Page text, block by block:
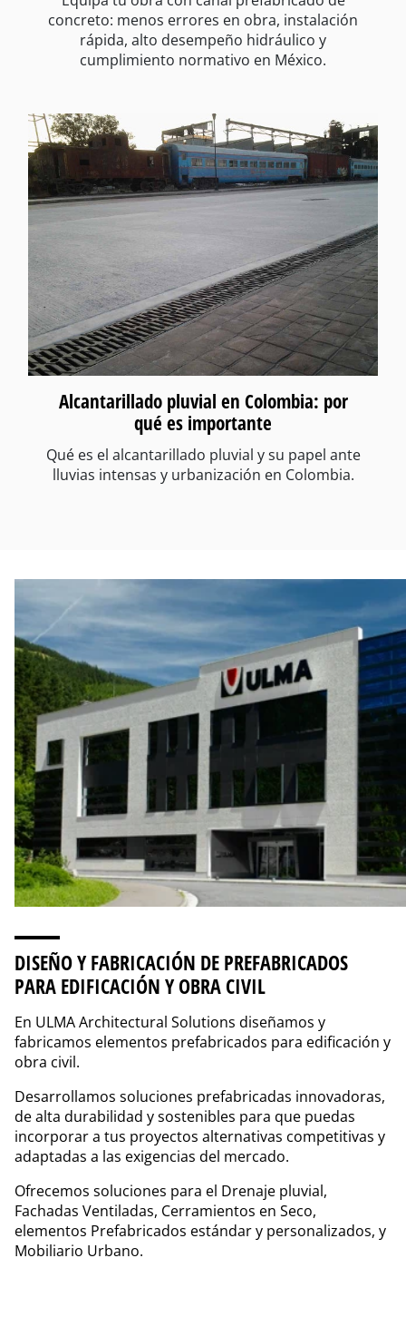
concreto: menos errores en obra, instalación
rápida, alto desempeño hidráulico y
cumplimiento normativo en México.
Alcantarillado pluvial en Colombia: por
qué es importante
Qué es el alcantarillado pluvial y su papel ante
lluvias intensas y urbanización en Colombia.
DISEÑO Y FABRICACIÓN DE PREFABRICADOS
PARA EDIFICACIÓN Y OBRA CIVIL
En ULMA Architectural Solutions diseñamos y
fabricamos elementos prefabricados para edificación y
obra civil.
Desarrollamos soluciones prefabricadas innovadoras,
de alta durabilidad y sostenibles para que puedas
incorporar a tus proyectos alternativas competitivas y
adaptadas a las exigencias del mercado.
Ofrecemos soluciones para el Drenaje pluvial,
Fachadas Ventiladas, Cerramientos en Seco,
elementos Prefabricados estándar y personalizados, y
Mobiliario Urbano.